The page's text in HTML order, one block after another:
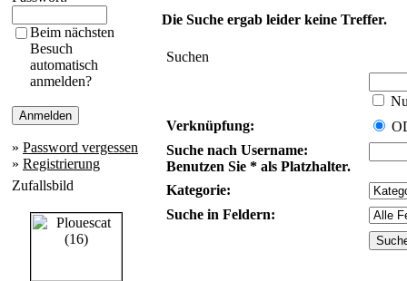
Beim nächsten
Besuch
automatisch
anmelden?
» Password vergessen
» Registrierung
Zufallsbild
Die Suche ergab leider keine Treffer.
Suchen
Verknüpfung:
Suche nach Username:
Benutzen Sie * als Platzhalter.
Kategorie:
Suche in Feldern: